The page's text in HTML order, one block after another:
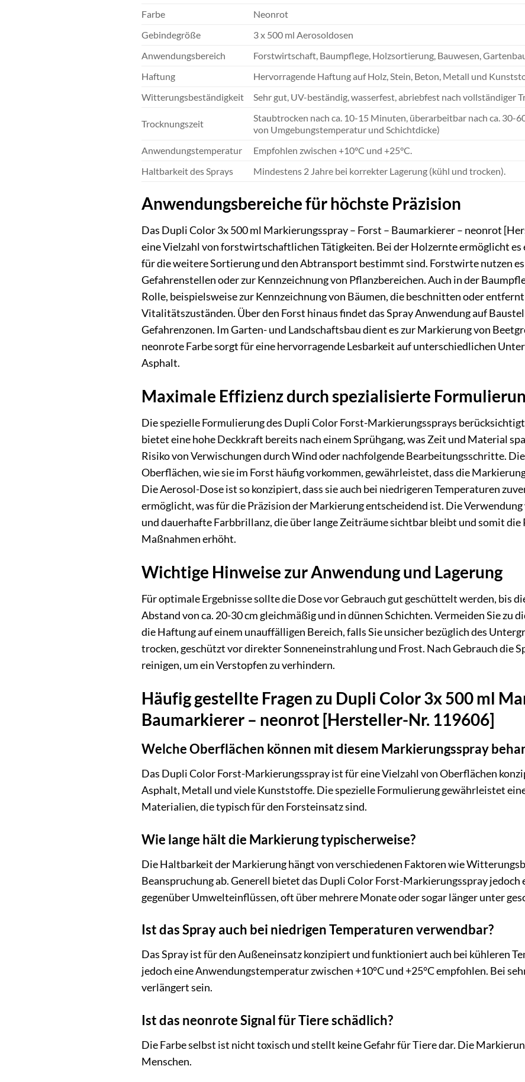
Farbe
Neonrot
Gebindegröße
3 x 500 ml Aerosoldosen
Anwendungsbereich
Forstwirtschaft, Baumpflege, Holzsortierung, Bauwesen,
Haftung
Hervorragende Haftung auf Holz, Stein, Beton, Metall und
Witterungsbeständigkeit
Sehr gut, UV-beständig, wasserfest, abriebfest nach vollständiger
Trocknungszeit
Staubtrocken nach ca. 10-15 Minuten, überarbeitbar nach ca.
von Umgebungstemperatur und Schichtdicke)
Anwendungstemperatur
Empfohlen zwischen +10°C und +25°C.
Haltbarkeit des Sprays
Mindestens 2 Jahre bei korrekter Lagerung (kühl und trocken).
Anwendungsbereiche für höchste Präzision
Das Dupli Color 3x 500 ml Markierungsspray – Forst – Baumarkierer – neonrot
eine Vielzahl von forstwirtschaftlichen Tätigkeiten. Bei der Holzernte ermöglicht
für die weitere Sortierung und den Abtransport bestimmt sind. Forstwirte nutzen
Gefahrenstellen oder zur Kennzeichnung von Pflanzbereichen. Auch in der
Rolle, beispielsweise zur Kennzeichnung von Bäumen, die beschnitten oder
Vitalitätszuständen. Über den Forst hinaus findet das Spray Anwendung auf
Gefahrenzonen. Im Garten- und Landschaftsbau dient es zur Markierung von
neonrote Farbe sorgt für eine hervorragende Lesbarkeit auf unterschiedlichen
Asphalt.
Maximale Effizienz durch spezialisierte
Die spezielle Formulierung des Dupli Color Forst-Markierungssprays
bietet eine hohe Deckkraft bereits nach einem Sprühgang, was Zeit und Material
Risiko von Verwischungen durch Wind oder nachfolgende Bearbeitungsschritte.
Oberflächen, wie sie im Forst häufig vorkommen, gewährleistet, dass die
Die Aerosol-Dose ist so konzipiert, dass sie auch bei niedrigeren Temperaturen
ermöglicht, was für die Präzision der Markierung entscheidend ist. Die
und dauerhafte Farbbrillanz, die über lange Zeiträume sichtbar bleibt und somit
Maßnahmen erhöht.
Wichtige Hinweise zur Anwendung und Lagerung
Für optimale Ergebnisse sollte die Dose vor Gebrauch gut geschüttelt werden, bis
Abstand von ca. 20-30 cm gleichmäßig und in dünnen Schichten. Vermeiden Sie zu
die Haftung auf einem unauffälligen Bereich, falls Sie unsicher bezüglich des
trocken, geschützt vor direkter Sonneneinstrahlung und Frost. Nach Gebrauch die
reinigen, um ein Verstopfen zu verhindern.
Häufig gestellte Fragen zu Dupli Color 3x 500 ml
Baumarkierer – neonrot [Hersteller-Nr. 119606]
Welche Oberflächen können mit diesem Markierungsspray
Das Dupli Color Forst-Markierungsspray ist für eine Vielzahl von Oberflächen
Asphalt, Metall und viele Kunststoffe. Die spezielle Formulierung gewährleistet
Materialien, die typisch für den Forsteinsatz sind.
Wie lange hält die Markierung typischerweise?
Die Haltbarkeit der Markierung hängt von verschiedenen Faktoren wie
Beanspruchung ab. Generell bietet das Dupli Color Forst-Markierungsspray
gegenüber Umwelteinflüssen, oft über mehrere Monate oder sogar länger unter
Ist das Spray auch bei niedrigen Temperaturen verwendbar?
Das Spray ist für den Außeneinsatz konzipiert und funktioniert auch bei kühleren
jedoch eine Anwendungstemperatur zwischen +10°C und +25°C empfohlen. Bei
verlängert sein.
Ist das neonrote Signal für Tiere schädlich?
Die Farbe selbst ist nicht toxisch und stellt keine Gefahr für Tiere dar. Die
Menschen.